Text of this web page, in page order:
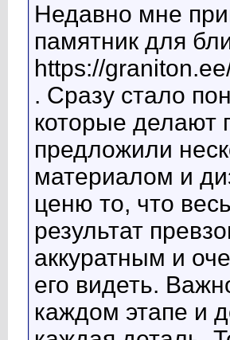
Недавно мне
памятник для
https://
. Сразу стало
которые делают
предложили
материалом и
ценю то, что
результат
аккуратным и
его видеть.
каждом этапе и